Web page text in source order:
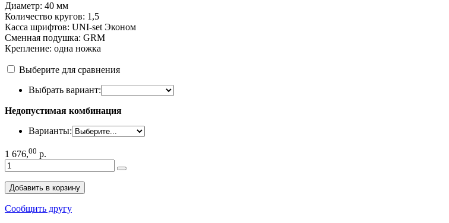
Диаметр: 40 мм
Количество кругов: 1,5
Касса шрифтов: UNI-set Эконом
Сменная подушка: GRM
Крепление: одна ножка
Выберите для сравнения
Выбрать вариант:
Недопустимая комбинация
Варианты:
1 676,00 р.
Добавить в корзину
Сообщить другу